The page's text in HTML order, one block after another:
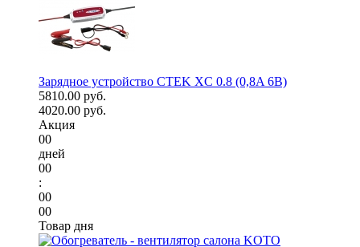
Зарядное устройство CTEK XC 0.8 (0,8A 6В)
5810.00 руб.
4020.00 руб.
Акция
00
дней
00
:
00
00
Товар дня